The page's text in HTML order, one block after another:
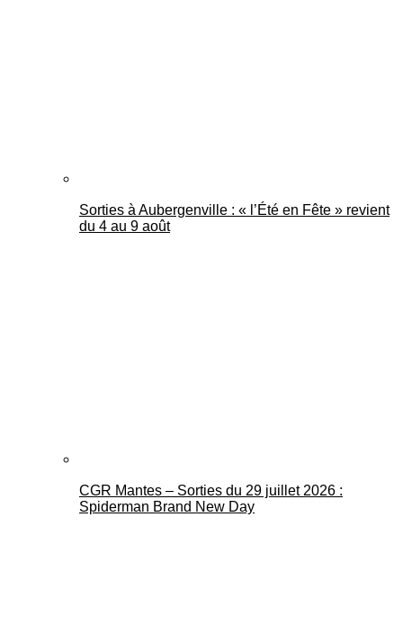
Sorties à Aubergenville : « l’Été en Fête » revient
du 4 au 9 août
CGR Mantes – Sorties du 29 juillet 2026 :
Spiderman Brand New Day